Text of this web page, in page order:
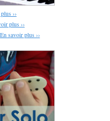
››
plus ››
En savoir plus ››